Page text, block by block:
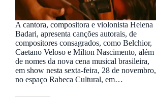
A cantora, compositora e violonista Helena
Badari, apresenta canções autorais, de
compositores consagrados, como Belchior,
Caetano Veloso e Milton Nascimento, além
de nomes da nova cena musical brasileira,
em show nesta sexta-feira, 28 de novembro,
no espaço Rabeca Cultural, em…